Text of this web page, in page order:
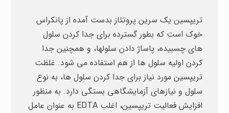
تریپسین یک سرین پروتئاز بدست آمده از پانکراس
خوک است که بطور گسترده برای جدا کردن سلول
های چسبیده، پاساژ دادن سلول­ها، و همچنین جدا
کردن اولیه سلول ها از هم استفاده می شود. غلظت
تریپسین مورد نیاز برای جدا کردن سلول ها، به نوع
سلول و نیازهای آزمایشگاهی بستگی دارد. به منظور
افزایش فعالیت تریپسین، اغلب EDTA به عنوان عامل